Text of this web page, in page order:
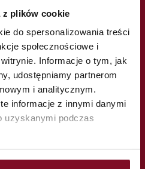
z plików cookie
do spersonalizowania treści
społecznościowe i
Informacje o tym, jak
udostępniamy partnerom
i analitycznym.
informacje z innymi danymi
uzyskanymi podczas
- Smart
Bridge with
at
door!